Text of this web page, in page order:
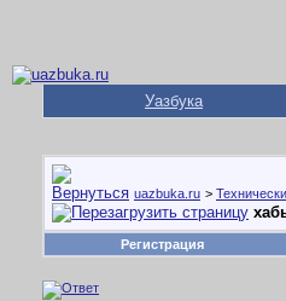
Уазбука
uazbuka.ru >
Регистрация